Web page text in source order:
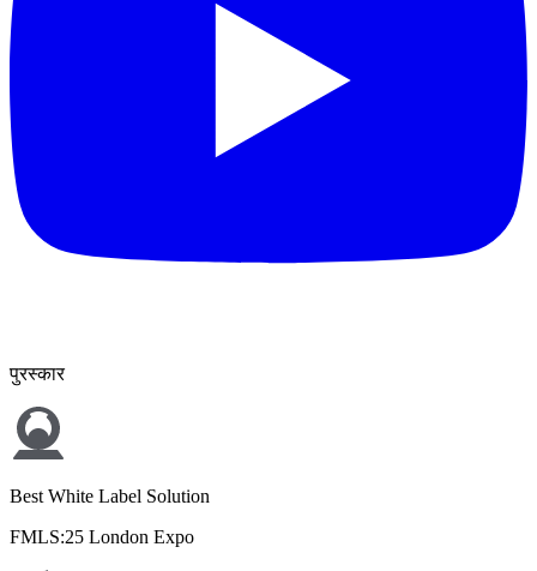
पुरस्कार
Best White Label Solution
FMLS:25 London Expo